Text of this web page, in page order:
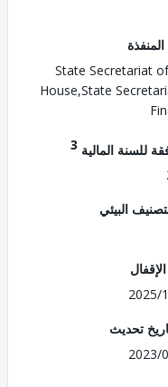
State
House,State
المالية3